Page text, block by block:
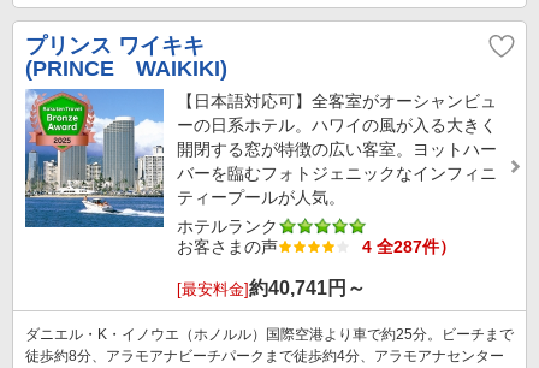
プリンス ワイキキ
(PRINCE WAIKIKI)
【日本語対応可】全客室がオーシャンビュ
ーの日系ホテル。ハワイの風が入る大きく
開閉する窓が特徴の広い客室。ヨットハー
バーを臨むフォトジェニックなインフィニ
ティープールが人気。
ホテルランク
お客さまの声
4 全287件）
[最安料金]約40,741円～
ダニエル・K・イノウエ（ホノルル）国際空港より車で約25分。ビーチまで
徒歩約8分、アラモアナビーチパークまで徒歩約4分、アラモアナセンター